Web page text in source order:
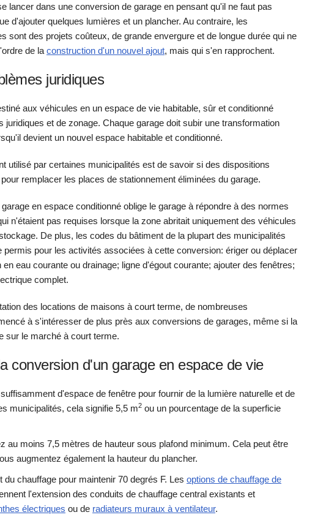
lancer dans une conversion de garage en pensant qu'il ne faut pas
d'ajouter quelques lumières et un plancher. Au contraire, les
sont des projets coûteux, de grande envergure et de longue durée qui ne
de la construction d'un nouvel ajout, mais qui s'en rapprochent.
juridiques
aux véhicules en un espace de vie habitable, sûr et conditionné
juridiques et de zonage. Chaque garage doit subir une transformation
devient un nouvel espace habitable et conditionné.
utilisé par certaines municipalités est de savoir si des dispositions
remplacer les places de stationnement éliminées du garage.
en espace conditionné oblige le garage à répondre à des normes
n'étaient pas requises lorsque la zone abritait uniquement des véhicules
De plus, les codes du bâtiment de la plupart des municipalités
permis pour les activités associées à cette conversion: ériger ou déplacer
eau courante ou drainage; ligne d'égout courante; ajouter des fenêtres;
complet.
des locations de maisons à court terme, de nombreuses
à s'intéresser de plus près aux conversions de garages, même si la
sur le marché à court terme.
conversion d'un garage en espace de vie
d'espace de fenêtre pour fournir de la lumière naturelle et de
municipalités, cela signifie 5,5 m2 ou un pourcentage de la superficie
au moins 7,5 mètres de hauteur sous plafond minimum. Cela peut être
augmentez également la hauteur du plancher.
du chauffage pour maintenir 70 degrés F. Les options de chauffage de
l'extension des conduits de chauffage central existants et
électriques ou de radiateurs muraux à ventilateur.